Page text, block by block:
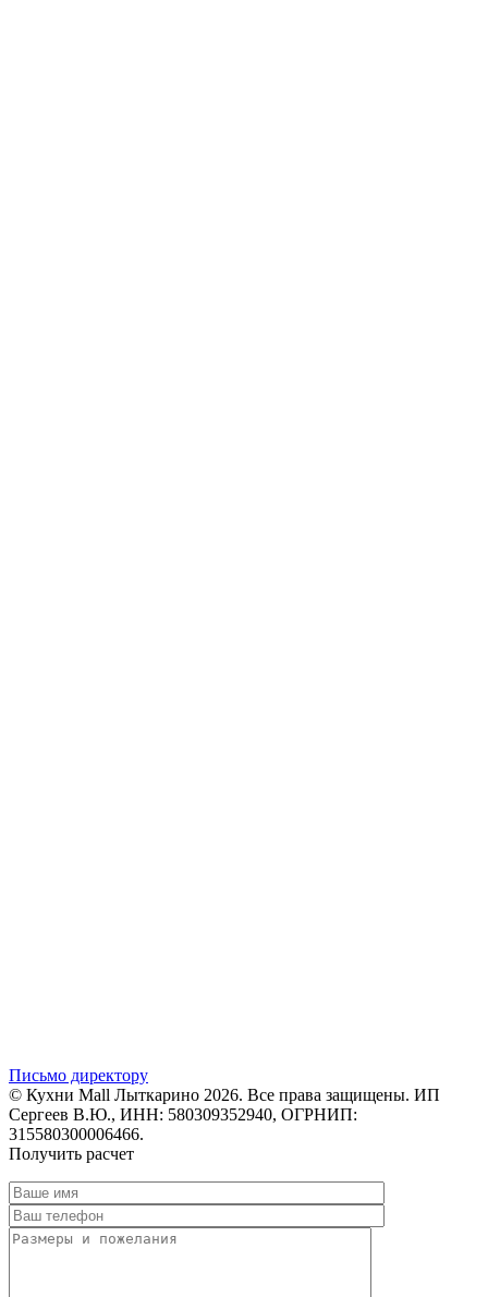
Письмо директору
© Кухни Mall Лыткарино 2026. Все права защищены. ИП
Сергеев В.Ю., ИНН: 580309352940, ОГРНИП:
315580300006466.
Получить расчет